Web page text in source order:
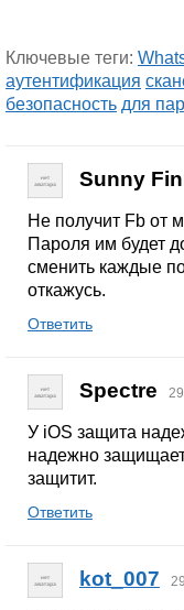
Ключевые теги:
аутентификация
безопасность для
Sunny
Не получит Fb от
Пароля им будет
сменить каждые
откажусь.
Ответить
Spectre
У iOS защита
надежно
защитит.
Ответить
kot_007